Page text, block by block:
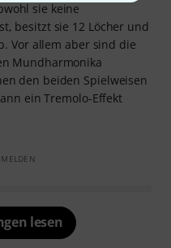
sie keine
besitzt sie 12 Löcher und
Vor allem aber sind die
Mundharmonika
den beiden Spielweisen
ein Tremolo-Effekt
lesen